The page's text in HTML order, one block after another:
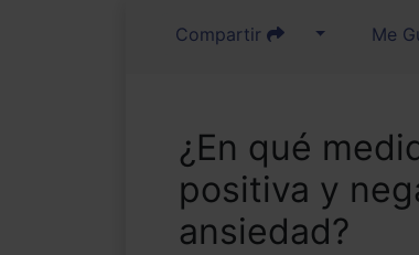
Compartir Me
¿En qué
positiva y
ansiedad?